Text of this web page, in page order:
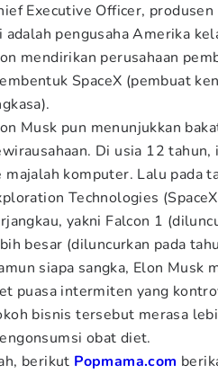
Executive Officer,
adalah pengusaha Amerika
mendirikan perusahaan
SpaceX (pembuat
Musk pun menunjukkan
Di usia 12
majalah komputer. Lalu pada
Technologies
yakni Falcon 1
besar (diluncurkan pada
siapa sangka, Elon Musk
puasa intermiten yang
bisnis tersebut merasa
obat diet.
berikut Popmama.com